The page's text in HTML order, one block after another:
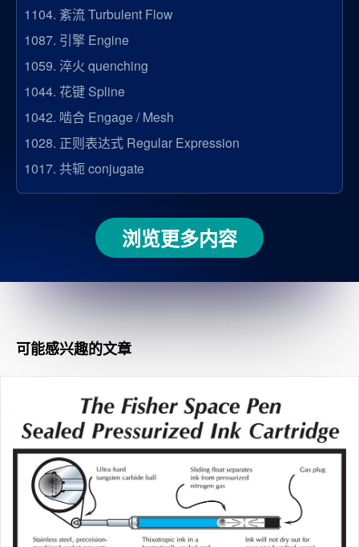
1104. 紊流 Turbulent Flow
1087. 引擎 Engine
1059. 淬火 quenching
1044. 花键 Spline
1042. 啮合 Engage / Mesh
1028. 正则表达式 Regular Expression
1017. 共轭 conjugate
浏览更多内容
可能感兴趣的文章